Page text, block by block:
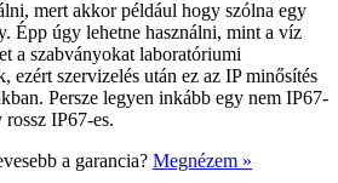
mert akkor például hogy szólna egy
Épp úgy lehetne használni, mint a víz
a szabványokat laboratóriumi
ezért szervizelés után ez az IP minősítés
Persze legyen inkább egy nem IP67-
IP67-es.
a garancia? Megnézem »